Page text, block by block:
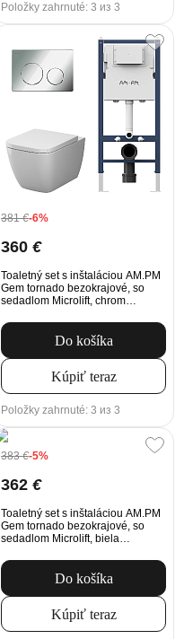
Položky zahrnuté: 3 из 3
381€-6%
360 €
Toaletný set s inštaláciou AM.PM
Gem tornado bezokrajové, so
sedadlom Microlift, chrom
splachovanie
Do košíka
Kúpiť teraz
Položky zahrnuté: 3 из 3
383€-5%
362 €
Toaletný set s inštaláciou AM.PM
Gem tornado bezokrajové, so
sedadlom Microlift, biela
splachovanie
Do košíka
Kúpiť teraz